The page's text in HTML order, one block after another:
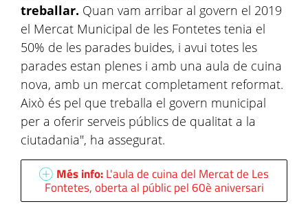
treballar. Quan vam arribar al govern el 2019
el Mercat Municipal de les Fontetes tenia el
50% de les parades buides, i avui totes les
parades estan plenes i amb una aula de cuina
nova, amb un mercat completament reformat.
Això és pel que treballa el govern municipal
per a oferir serveis públics de qualitat a la
ciutadania", ha assegurat.
Més info:L'aula de cuina del Mercat de Les
Fontetes, oberta al públic pel 60è aniversari